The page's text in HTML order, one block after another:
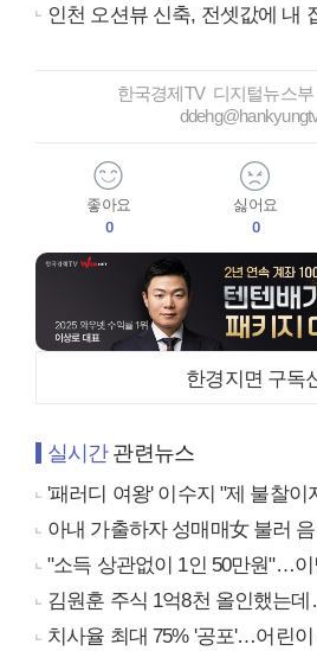
인천 오션뷰 신축, 전셋값에 내
한국경제TV 디지털뉴스
좋아요
0
싫어요
0
한경지면 구독
실시간관련뉴스
'패러디 여왕' 이수지 "제 불찰이
아내 가출하자 성매매女 불러
"소득 상관없이 1인 50만원"…
김원훈 주식 1억8천 올인했는
치사율 최대 75% '공포'…어린